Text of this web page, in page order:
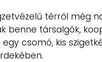
térről még
benne társalgók,
egy csomó, kis